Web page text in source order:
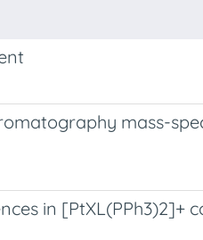
mass-
in [PtXL(PPh3)2]+